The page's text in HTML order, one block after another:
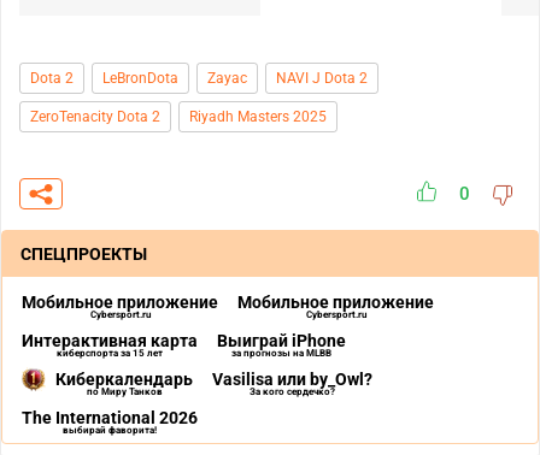
Dota 2 LeBronDota Zayac NAVI J Dota 2
ZeroTenacity Dota 2 Riyadh Masters 2025
0
СПЕЦПРОЕКТЫ
Мобильное приложение
Cybersport.ru
Мобильное приложение
Cybersport.ru
Интерактивная карта
киберспорта за 15 лет
Выиграй iPhone
за прогнозы на MLBB
Киберкалендарь
по Миру Танков
Vasilisa или by_Owl?
За кого сердечко?
The International 2026
выбирай фаворита!